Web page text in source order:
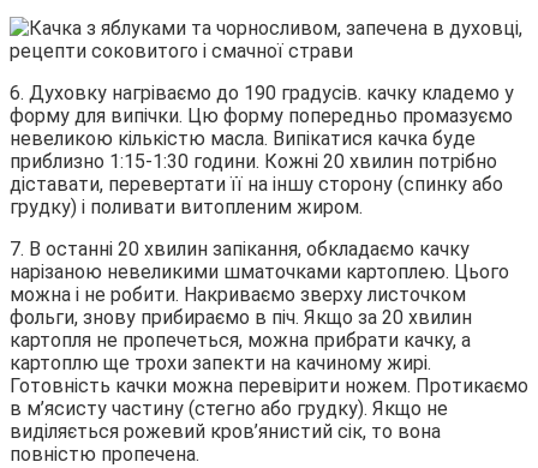
6. Духовку нагріваємо до 190 градусів. качку кладемо у
форму для випічки. Цю форму попередньо промазуємо
невеликою кількістю масла. Випікатися качка буде
приблизно 1:15-1:30 години. Кожні 20 хвилин потрібно
діставати, перевертати її на іншу сторону (спинку або
грудку) і поливати витопленим жиром.
7. В останні 20 хвилин запікання, обкладаємо качку
нарізаною невеликими шматочками картоплею. Цього
можна і не робити. Накриваємо зверху листочком
фольги, знову прибираємо в піч. Якщо за 20 хвилин
картопля не пропечеться, можна прибрати качку, а
картоплю ще трохи запекти на качиному жирі.
Готовність качки можна перевірити ножем. Протикаємо
в м’ясисту частину (стегно або грудку). Якщо не
виділяється рожевий кров’янистий сік, то вона
повністю пропечена.